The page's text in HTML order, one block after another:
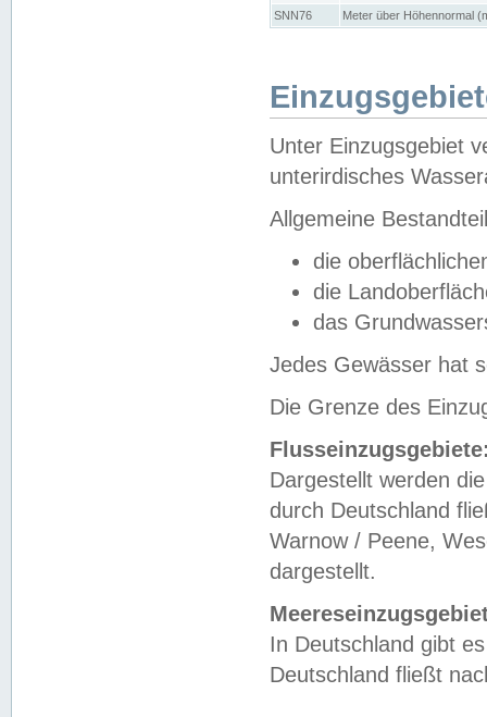
SNN76
Meter über Höhennormal
Unter Einzugsgebiet
unterirdisches
Allgemeine
die
die
das
Jedes Gewässer hat
Die Grenze des
Dargestellt werden
durch Deutschland
Warnow / Peene,
dargestellt.
In Deutschland gibt
Deutschland fließt